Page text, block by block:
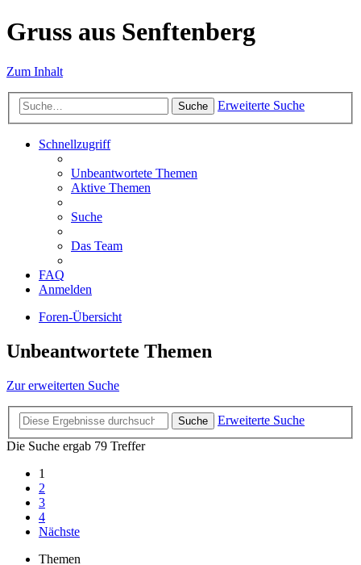
Gruss aus Senftenberg
Zum Inhalt
Suche Erweiterte Suche
Schnellzugriff
Unbeantwortete Themen
Aktive Themen
Suche
Das Team
FAQ
Anmelden
Foren-Übersicht
Unbeantwortete Themen
Zur erweiterten Suche
Suche
Erweiterte Suche
Die Suche ergab 79 Treffer
1
2
3
4
Nächste
Themen